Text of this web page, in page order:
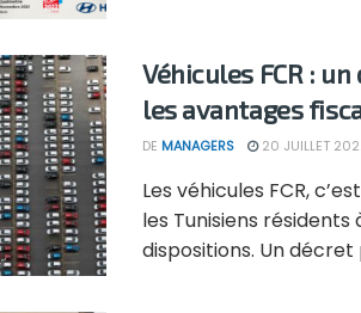
Véhicules FCR :
les avantages
DE MANAGERS 20 JUILLET
Les véhicules FCR,
les Tunisiens
dispositions. Un décret